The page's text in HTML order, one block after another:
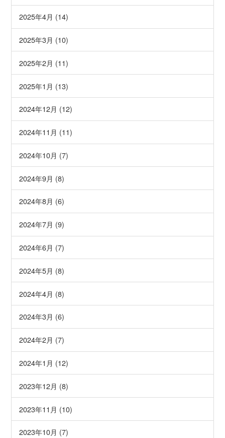
2025年4月 (14)
2025年3月 (10)
2025年2月 (11)
2025年1月 (13)
2024年12月 (12)
2024年11月 (11)
2024年10月 (7)
2024年9月 (8)
2024年8月 (6)
2024年7月 (9)
2024年6月 (7)
2024年5月 (8)
2024年4月 (8)
2024年3月 (6)
2024年2月 (7)
2024年1月 (12)
2023年12月 (8)
2023年11月 (10)
2023年10月 (7)